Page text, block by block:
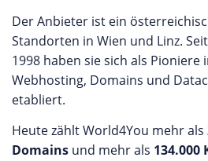
Der Anbieter ist ein
Standorten in Wien und Linz.
1998 haben sie sich als Pioniere
Webhosting, Domains und
etabliert.
Heute zählt World4You mehr als
Domains und mehr als 134.000